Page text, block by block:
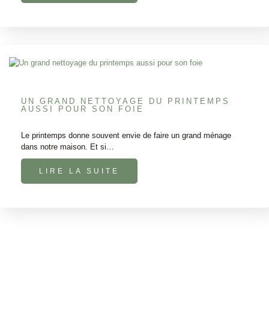
UN GRAND NETTOYAGE DU PRINTEMPS
AUSSI POUR SON FOIE
Le printemps donne souvent envie de faire un grand ménage
dans notre maison. Et si…
LIRE LA SUITE